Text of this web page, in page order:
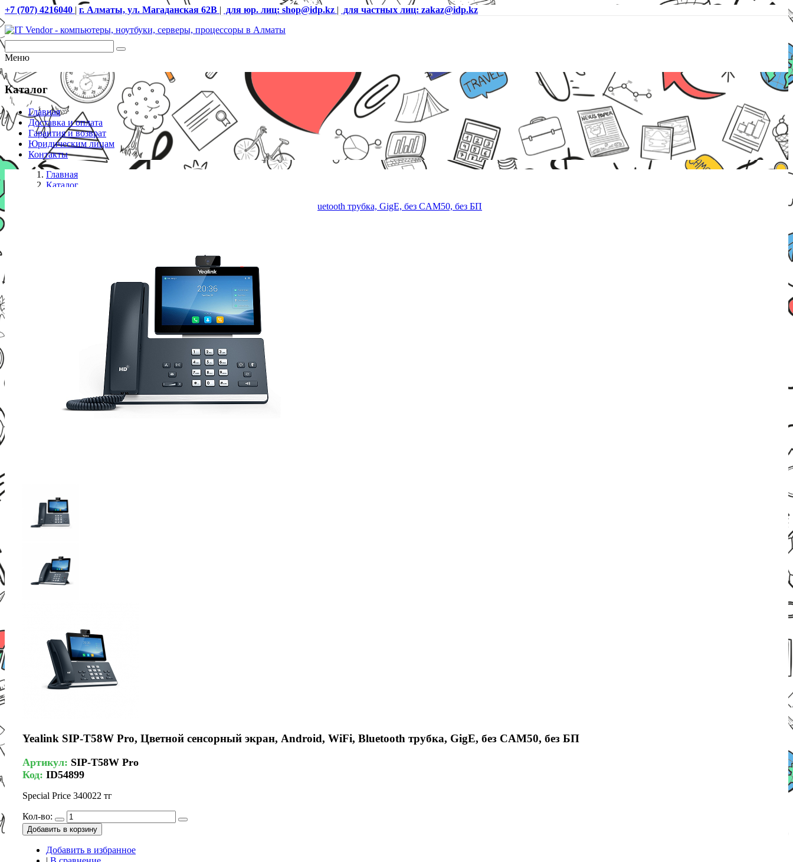
+7 (707) 4216040 | г. Алматы, ул. Магаданская 62В | для юр. лиц: shop@idp.kz | для частных лиц: zakaz@idp.kz
Меню
Каталог
Главная
Доставка и оплата
Гарантия и возврат
Юридическим лицам
Контакты
Главная
Каталог
Yealink SIP-T58W Pro, Цветной сенсорный экран, Android, WiFi, Bluetooth трубка, GigE, без CAM50, без БП
Yealink SIP-T58W Pro, Цветной сенсорный экран, Android, WiFi, Bluetooth трубка, GigE, без CAM50, без БП
Артикул: SIP-T58W Pro
Код: ID54899
Special Price 340022 тг
Кол-во:
Добавить в корзину
Добавить в избранное